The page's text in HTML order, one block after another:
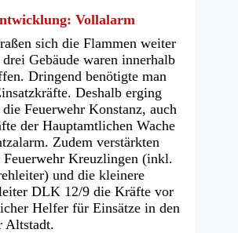
Vollalarm
sich die Flammen weiter
Gebäude waren innerhalb
Dringend benötigte man
Deshalb erging
Feuerwehr Konstanz, auch
der Hauptamtlichen Wache
Zudem verstärkten
Feuerwehr Kreuzlingen (inkl.
und die kleinere
DLK 12/9 die Kräfte vor
Helfer für Einsätze in den
Altstadt.